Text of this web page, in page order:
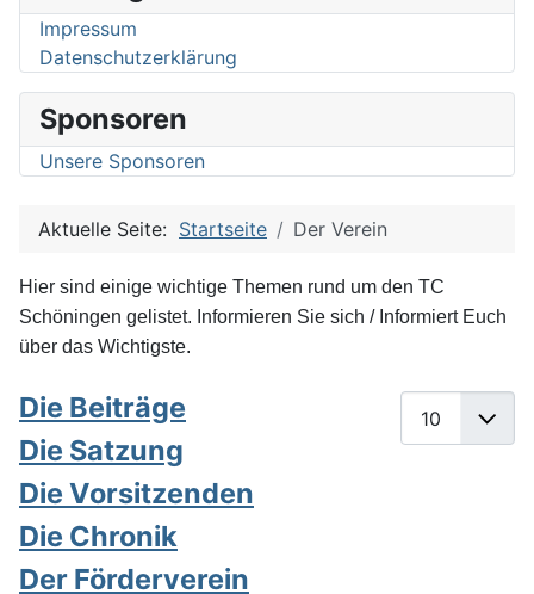
Impressum
Datenschutzerklärung
Sponsoren
Unsere Sponsoren
Aktuelle Seite: Startseite Der Verein
Hier sind einige wichtige Themen rund um den TC
Schöningen gelistet. Informieren Sie sich / Informiert Euch
über das Wichtigste.
Die Beiträge
Die Satzung
Die Vorsitzenden
Die Chronik
Der Förderverein